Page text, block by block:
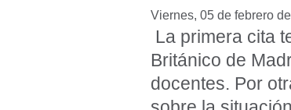
Viernes, 05 de febrero
La primera cita
Británico de
docentes. Por